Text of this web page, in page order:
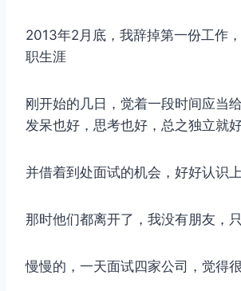
2013年2月底，我辞掉第一份工作
职生涯
刚开始的几日，觉着一段时间应当
发呆也好，思考也好，总之独立就
并借着到处面试的机会，好好认识
那时他们都离开了，我没有朋友，
慢慢的，一天面试四家公司，觉得